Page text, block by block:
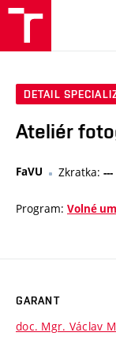
DETAIL
Ateliér
FaVU Zkratka: ---
Program: Volné
GARANT
doc. Mgr. Václav